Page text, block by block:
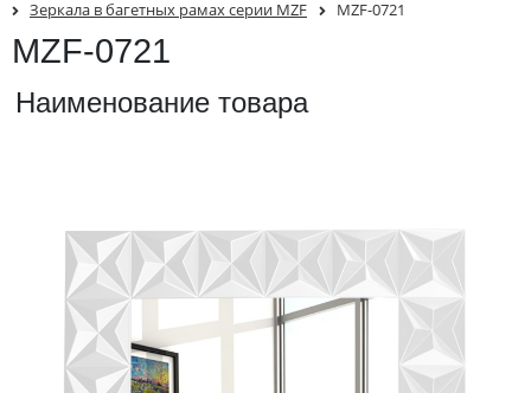
Зеркала в багетных рамах серии MZF
MZF-0721
MZF-0721
Наименование товара